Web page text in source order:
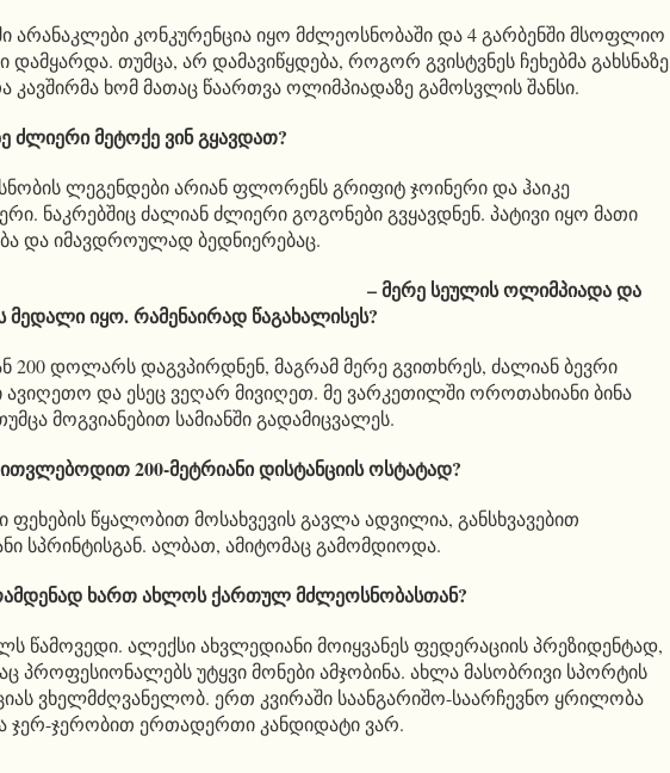
არანაკლები კონკურენცია იყო მძლეოსნობაში და 4 გარბენში მსოფლიო
თუმცა, არ დამავიწყდება, როგორ გვისტვნეს ჩეხებმა გახსნაზე
კავშირმა ხომ მათაც წაართვა ოლიმპიადაზე გამოსვლის შანსი.
ძლიერი მეტოქე ვინ გყავდათ?
ლეგენდები არიან ფლორენს გრიფიტ ჯოინერი და ჰაიკე
ნაკრებშიც ძალიან ძლიერი გოგონები გვყავდნენ. პატივი იყო მათი
და იმავდროულად ბედნიერებაც.
– მერე სეულის ოლიმპიადა და
მედალი იყო. რამენაირად წაგახალისეს?
200 დოლარს დაგვპირდნენ, მაგრამ მერე გვითხრეს, ძალიან ბევრი
და ესეც ვეღარ მივიღეთ. მე ვარკეთილში ოროთახიანი ბინა
მოგვიანებით სამიანში გადამიცვალეს.
200-მეტრიანი დისტანციის ოსტატად?
ფეხების წყალობით მოსახვევის გავლა ადვილია, განსხვავებით
სპრინტისგან. ალბათ, ამიტომაც გამომდიოდა.
ხართ ახლოს ქართულ მძლეოსნობასთან?
წამოვედი. ალექსი ახვლედიანი მოიყვანეს ფედერაციის პრეზიდენტად,
პროფესიონალებს უტყვი მონები ამჯობინა. ახლა მასობრივი სპორტის
ვხელმძღვანელობ. ერთ კვირაში საანგარიშო-საარჩევნო ყრილობა
ჯერ-ჯერობით ერთადერთი კანდიდატი ვარ.